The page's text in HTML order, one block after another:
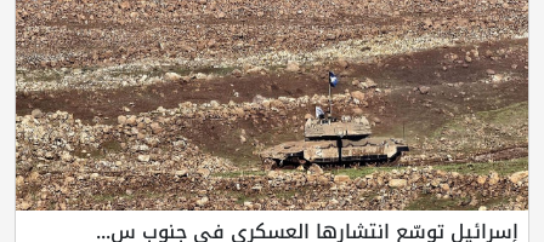
إسرائيل توسّع انتشارها العسكري في جنوب س...